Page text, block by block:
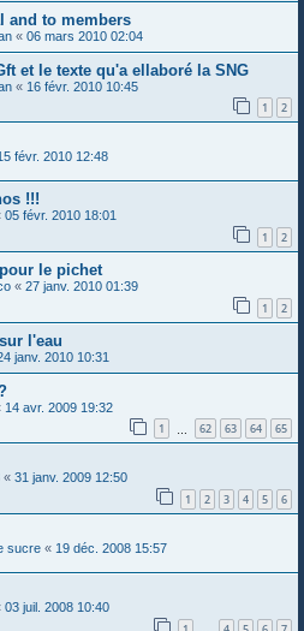
and to members
« 06 mars 2010 02:04
et le texte qu'a ellaboré la SNG
« 16 févr. 2010 10:45
1 2
févr. 2010 12:48
!!!
05 févr. 2010 18:01
1 2
le pichet
« 27 janv. 2010 01:39
1 2
l'eau
janv. 2010 10:31
14 avr. 2009 19:32
1 62 63 64 65
« 31 janv. 2009 12:50
1 2 3 4 5 6
sucre « 19 déc. 2008 15:57
03 juil. 2008 10:40